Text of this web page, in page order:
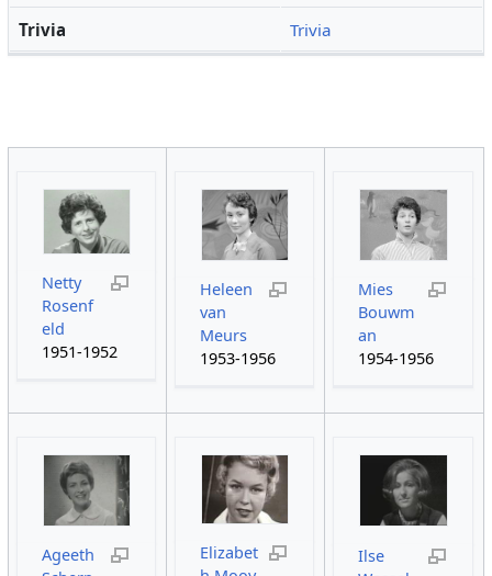
Trivia
Trivia
Netty
Rosenf
eld
1951-1952
Heleen
van
Meurs
1953-1956
Mies
Bouwm
an
1954-1956
Ageeth
Elizabet
Ilse